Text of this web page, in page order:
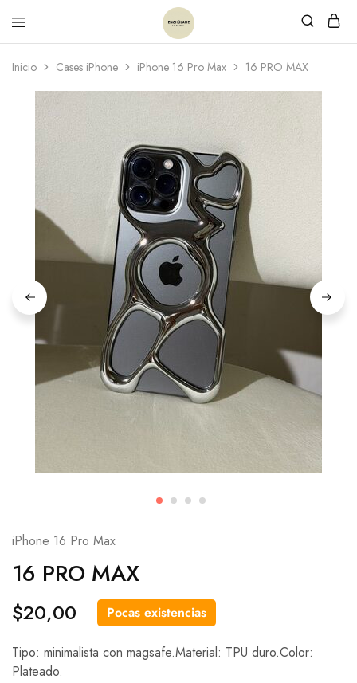
Inicio Cases iPhone iPhone 16 Pro Max 16 PRO MAX
iPhone 16 Pro Max
16 PRO MAX
$20,00 Pocas existencias
Tipo: minimalista con magsafe.Material: TPU duro.Color:
Plateado.